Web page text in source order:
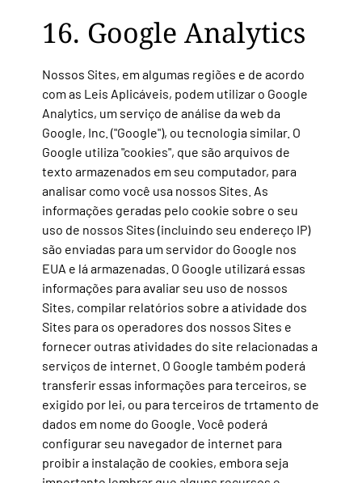
16. Google Analytics
Nossos Sites, em algumas regiões e de acordo
com as Leis Aplicáveis, podem utilizar o Google
Analytics, um serviço de análise da web da
Google, Inc. ("Google"), ou tecnologia similar. O
Google utiliza "cookies", que são arquivos de
texto armazenados em seu computador, para
analisar como você usa nossos Sites. As
informações geradas pelo cookie sobre o seu
uso de nossos Sites (incluindo seu endereço IP)
são enviadas para um servidor do Google nos
EUA e lá armazenadas. O Google utilizará essas
informações para avaliar seu uso de nossos
Sites, compilar relatórios sobre a atividade dos
Sites para os operadores dos nossos Sites e
fornecer outras atividades do site relacionadas a
serviços de internet. O Google também poderá
transferir essas informações para terceiros, se
exigido por lei, ou para terceiros de trtamento de
dados em nome do Google. Você poderá
configurar seu navegador de internet para
proibir a instalação de cookies, embora seja